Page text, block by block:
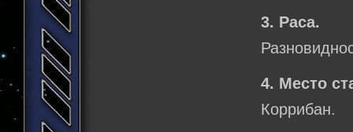
3. Раса.
4. Место
Коррибан.